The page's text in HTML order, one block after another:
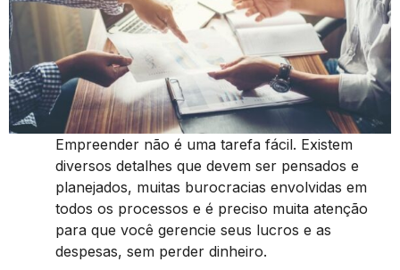
Empreender não é uma tarefa fácil. Existem
diversos detalhes que devem ser pensados e
planejados, muitas burocracias envolvidas em
todos os processos e é preciso muita atenção
para que você gerencie seus lucros e as
despesas, sem perder dinheiro.